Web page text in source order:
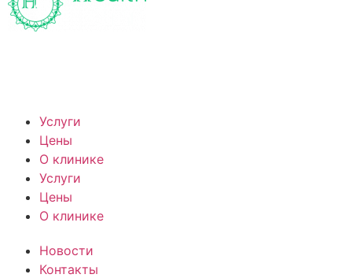
Услуги
Цены
О клинике
Услуги
Цены
О клинике
Новости
Контакты